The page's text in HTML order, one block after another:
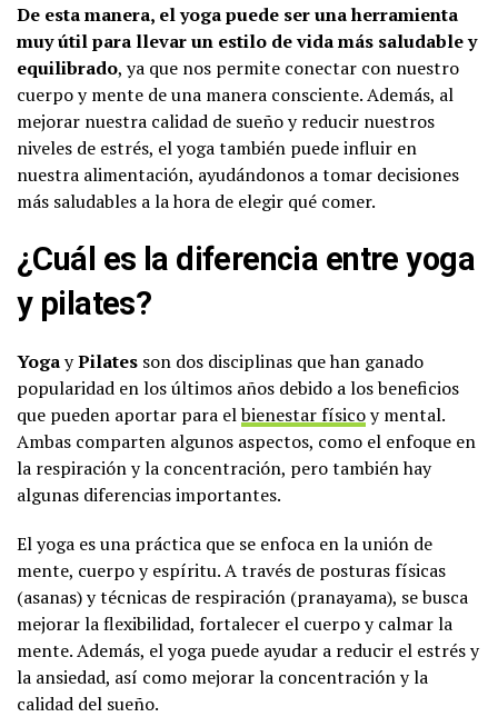
De esta manera, el yoga puede ser una herramienta
muy útil para llevar un estilo de vida más saludable y
equilibrado, ya que nos permite conectar con nuestro
cuerpo y mente de una manera consciente. Además, al
mejorar nuestra calidad de sueño y reducir nuestros
niveles de estrés, el yoga también puede influir en
nuestra alimentación, ayudándonos a tomar decisiones
más saludables a la hora de elegir qué comer.
¿Cuál es la diferencia entre yoga
y pilates?
YogayPilates son dos disciplinas que han ganado
popularidad en los últimos años debido a los beneficios
que pueden aportar para elbienestar físicoy mental.
Ambas comparten algunos aspectos, como el enfoque en
la respiración y la concentración, pero también hay
algunas diferencias importantes.
El yoga es una práctica que se enfoca en la unión de
mente, cuerpo y espíritu. A través de posturas físicas
(asanas) y técnicas de respiración (pranayama), se busca
mejorar la flexibilidad, fortalecer el cuerpo y calmar la
mente. Además, el yoga puede ayudar a reducir el estrés y
la ansiedad, así como mejorar la concentración y la
calidad del sueño.